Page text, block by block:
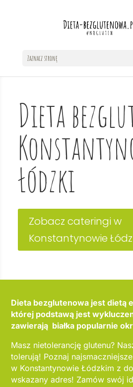
Zaznacz stronę
Dieta
Łódzki
Zobacz cateringi w
Konstantynowie
Dieta bezglutenowa jest dietą
której podstawą jest
zawierają białka popularnie
Masz nietolerancję glutenu?
tolerują! Poznaj
w Konstantynowie Łódzkim z
wskazany adres! Zamów swój